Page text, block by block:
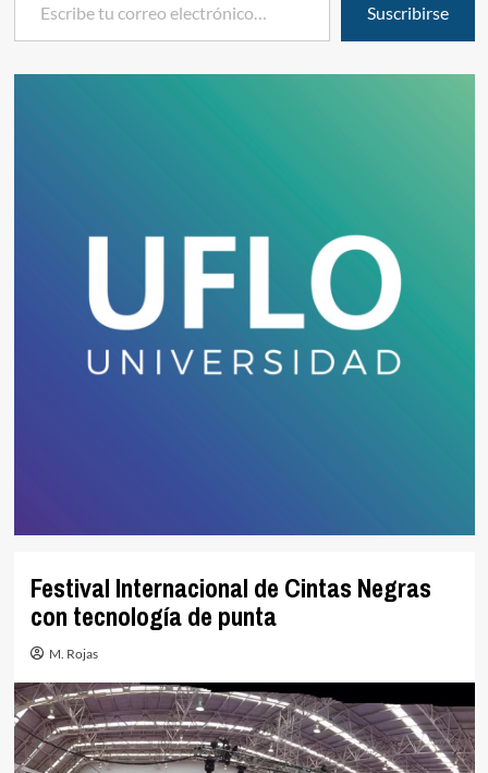
Festival Internacional de Cintas Negras
con tecnología de punta
M. Rojas
Suscribirse